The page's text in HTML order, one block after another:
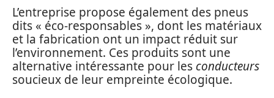
L’entreprise propose également des pneus
dits « éco-responsables », dont les matériaux
et la fabrication ont un impact réduit sur
l’environnement. Ces produits sont une
alternative intéressante pour les conducteurs
soucieux de leur empreinte écologique.